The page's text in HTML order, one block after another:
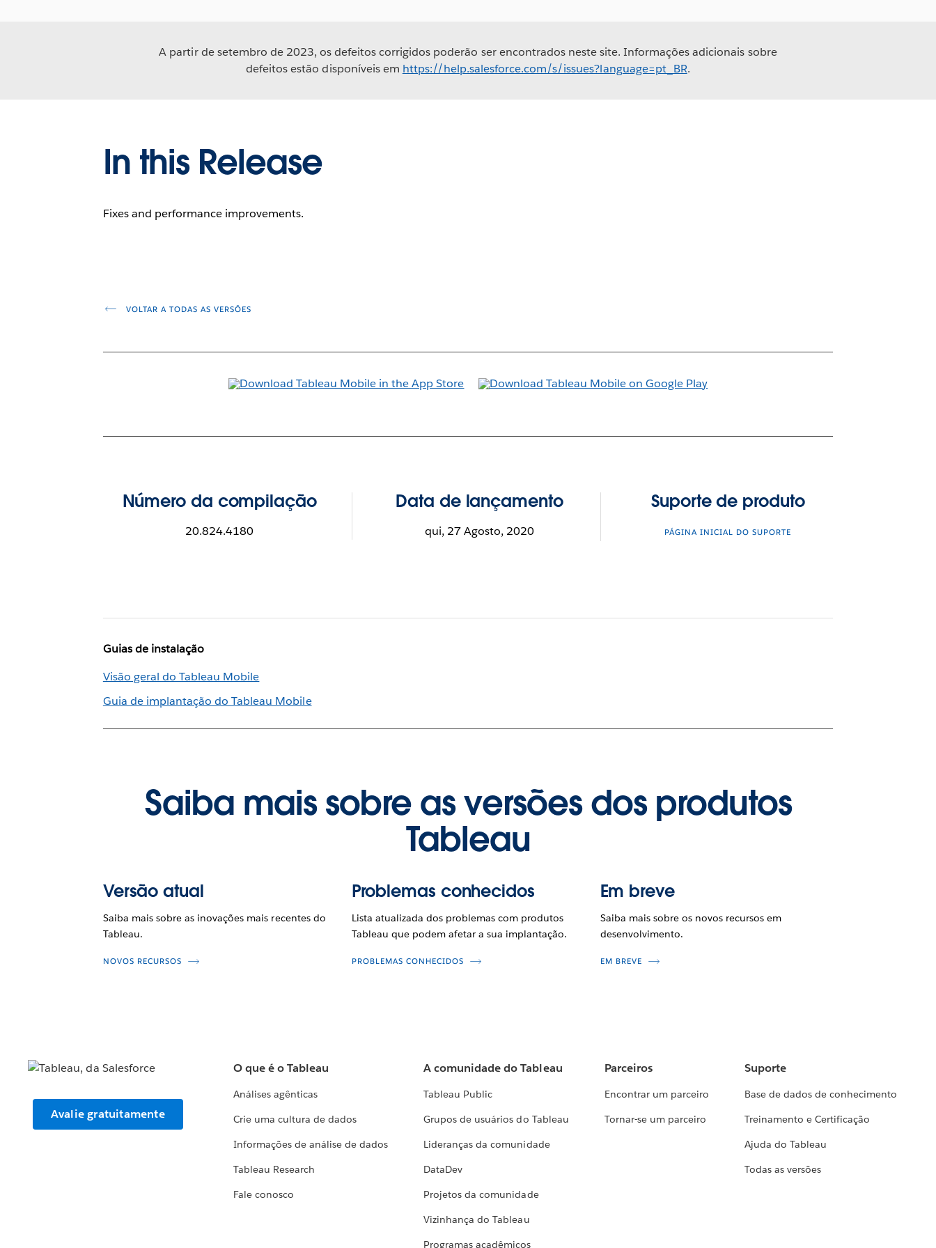
A partir de setembro de 2023, os defeitos corrigidos poderão ser encontrados neste site. Informações adicionais sobre
defeitos estão disponíveis em https://help.salesforce.com/s/issues?language=pt_BR.
In this Release
Fixes and performance improvements.
VOLTAR A TODAS AS VERSÕES
Número da compilação
20.824.4180
Data de lançamento
qui, 27 Agosto, 2020
Suporte de produto
PÁGINA INICIAL DO SUPORTE
Guias de instalação
Visão geral do Tableau Mobile
Guia de implantação do Tableau Mobile
Saiba mais sobre as versões dos produtos
Tableau
Versão atual
Saiba mais sobre as inovações mais recentes do
Tableau.
NOVOS RECURSOS
Problemas conhecidos
Lista atualizada dos problemas com produtos
Tableau que podem afetar a sua implantação.
PROBLEMAS CONHECIDOS
Em breve
Saiba mais sobre os novos recursos em
desenvolvimento.
EM BREVE
Avalie gratuitamente
O que é o Tableau
Análises agênticas
Crie uma cultura de dados
Informações de análise de dados
Tableau Research
Fale conosco
A comunidade do Tableau
Tableau Public
Grupos de usuários do Tableau
Lideranças da comunidade
DataDev
Projetos da comunidade
Vizinhança do Tableau
Programas acadêmicos
Parceiros
Encontrar um parceiro
Tornar-se um parceiro
Suporte
Base de dados de conhecimento
Treinamento e Certificação
Ajuda do Tableau
Todas as versões